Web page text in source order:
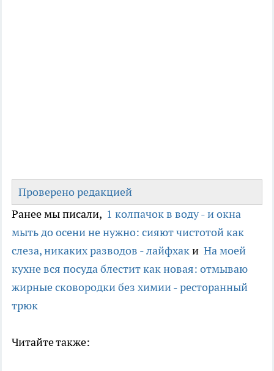
Проверено редакцией
Ранее мы писали, 1 колпачок в воду - и окна
мыть до осени не нужно: сияют чистотой как
слеза, никаких разводов - лайфхаки На моей
кухне вся посуда блестит как новая: отмываю
жирные сковородки без химии - ресторанный
трюк
Читайте также: